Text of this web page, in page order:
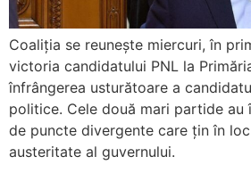
Coaliția se reunește miercuri, în
victoria candidatului PNL la
înfrângerea usturătoare a
politice. Cele două mari partide au
de puncte divergente care țin în
austeritate al guvernului.